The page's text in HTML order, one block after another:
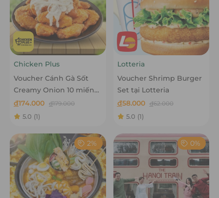
Chicken Plus
Voucher Cánh Gà Sốt
Creamy Onion 10 miếng
tại Chicken Plus
đ174.000 đ179.000
5.0 (1)
Lotteria
Voucher Shrimp Burger
Set tại Lotteria
đ58.000 đ62.000
5.0 (1)
2% 0%